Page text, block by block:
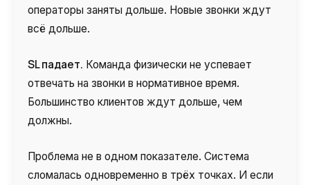
операторы заняты дольше. Новые звонки ждут
всё дольше.
SL падает. Команда физически не успевает
отвечать на звонки в нормативное время.
Большинство клиентов ждут дольше, чем
должны.
Проблема не в одном показателе. Система
сломалась одновременно в трёх точках. И если